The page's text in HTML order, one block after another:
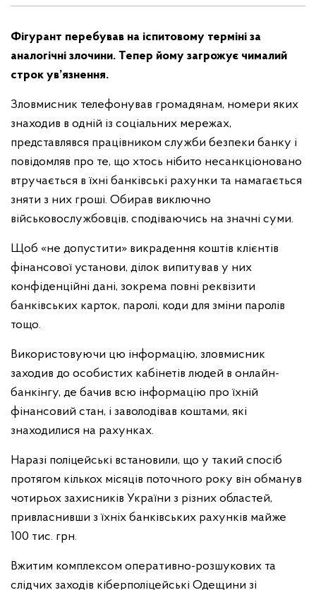
Фігурант перебував на іспитовому терміні за
аналогічні злочини. Тепер йому загрожує чималий
строк ув’язнення.
Зловмисник телефонував громадянам, номери яких
знаходив в одній із соціальних мережах,
представлявся працівником служби безпеки банку і
повідомляв про те, що хтось нібито несанкціоновано
втручається в їхні банківські рахунки та намагається
зняти з них гроші. Обирав виключно
військовослужбовців, сподіваючись на значні суми.
Щоб «не допустити» викрадення коштів клієнтів
фінансової установи, ділок випитував у них
конфіденційні дані, зокрема повні реквізити
банківських карток, паролі, коди для зміни паролів
тощо.
Використовуючи цю інформацію, зловмисник
заходив до особистих кабінетів людей в онлайн-
банкінгу, де бачив всю інформацію про їхній
фінансовий стан, і заволодівав коштами, які
знаходилися на рахунках.
Наразі поліцейські встановили, що у такий спосіб
протягом кількох місяців поточного року він обманув
чотирьох захисників України з різних областей,
привласнивши з їхніх банківських рахунків майже
100 тис. грн.
Вжитим комплексом оперативно-розшукових та
слідчих заходів кіберполіцейські Одещини зі